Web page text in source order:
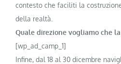
contesto che faciliti la
della realtà.
Quale direzione vogliamo che
[wp_ad_camp_1]
Infine, dal 18 al 30 dicembre